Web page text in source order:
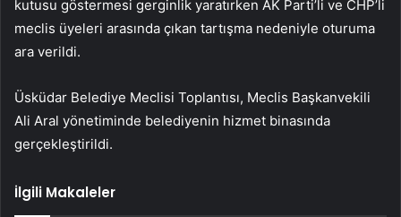
kutusu göstermesi gerginlik yaratırken AK Parti’li ve CHP’li
meclis üyeleri arasında çıkan tartışma nedeniyle oturuma
ara verildi.
Üsküdar Belediye Meclisi Toplantısı, Meclis Başkanvekili
Ali Aral yönetiminde belediyenin hizmet binasında
gerçekleştirildi.
İlgili Makaleler